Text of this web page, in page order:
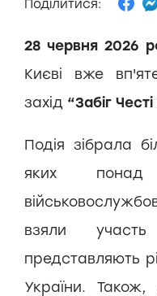
Поділитися:
28 червня 2026
Києві вже
захід “Забіг
Подія зібрала
яких
взяли
представляють
України.